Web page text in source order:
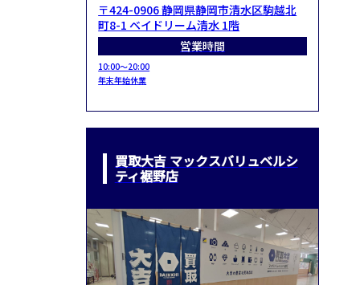
〒424-0906 静岡県静岡市清水区駒越北
町8-1 ベイドリーム清水 1階
営業時間
10:00～20:00
年末年始休業
買取大吉 マックスバリュベルシ
ティ裾野店